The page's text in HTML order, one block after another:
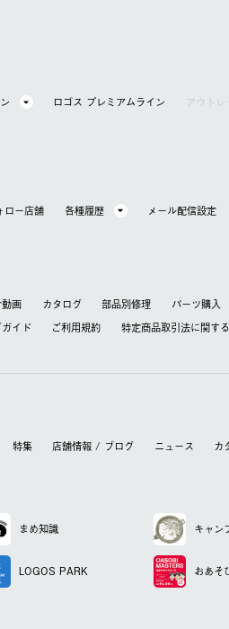
ロゴス プレミアムライン アウトレ
ロー店舗 各種履歴 メール配信設定
画 カタログ 部品別修理 パーツ購入
イド ご利用規約 特定商品取引法に関す
特集 店舗情報 / ブログ ニュース カ
まめ知識 キャン
LOGOS PARK おあそ